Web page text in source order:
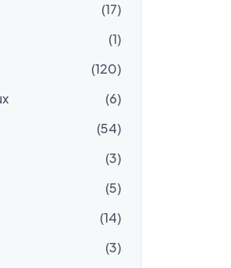
(17)
(1)
(120)
(6)
(54)
(3)
(5)
(14)
(3)